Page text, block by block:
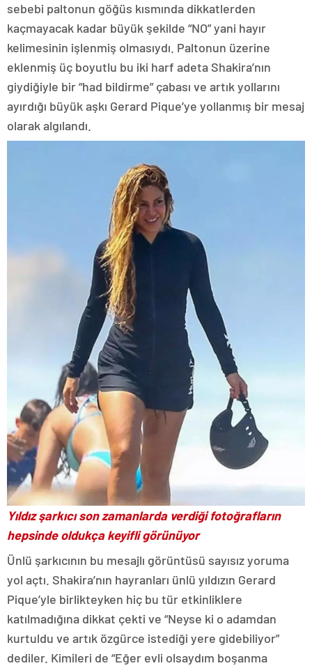
sebebi paltonun göğüs kısmında dikkatlerden
kaçmayacak kadar büyük şekilde “NO” yani hayır
kelimesinin işlenmiş olmasıydı. Paltonun üzerine
eklenmiş üç boyutlu bu iki harf adeta Shakira’nın
giydiğiyle bir “had bildirme” çabası ve artık yollarını
ayırdığı büyük aşkı Gerard Pique’ye yollanmış bir mesaj
olarak algılandı.
Yıldız şarkıcı son zamanlarda verdiği fotoğrafların
hepsinde oldukça keyifli görünüyor
Ünlü şarkıcının bu mesajlı görüntüsü sayısız yoruma
yol açtı. Shakira’nın hayranları ünlü yıldızın Gerard
Pique’yle birlikteyken hiç bu tür etkinliklere
katılmadığına dikkat çekti ve “Neyse ki o adamdan
kurtuldu ve artık özgürce istediği yere gidebiliyor”
dediler. Kimileri de “Eğer evli olsaydım boşanma